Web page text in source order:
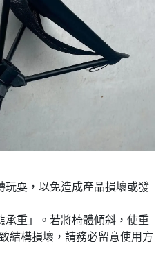
玩耍，以免造成產品損壞或發
承重」。若將椅體傾斜，使重
結構損壞，請務必留意使用方